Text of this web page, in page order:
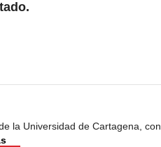
la Universidad de Cartagena, con